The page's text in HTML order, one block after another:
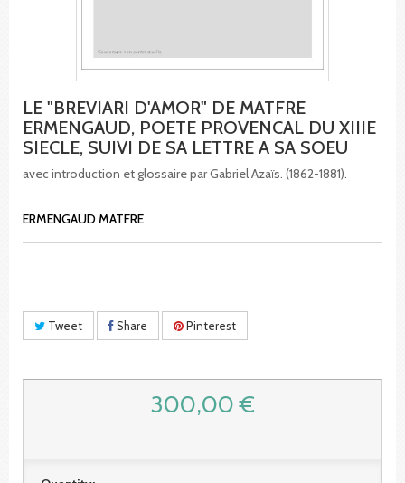
LE "BREVIARI D'AMOR" DE MATFRE
ERMENGAUD, POETE PROVENCAL DU XIIIE
SIECLE, SUIVI DE SA LETTRE A SA SOEU
avec introduction et glossaire par Gabriel Azaïs. (1862-1881).
ERMENGAUD MATFRE
Tweet Share Pinterest
300,00 €